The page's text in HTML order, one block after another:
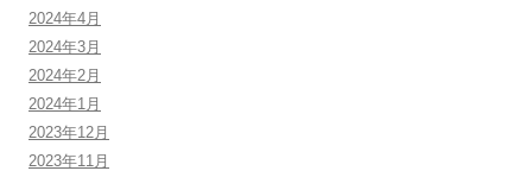
2024年4月
2024年3月
2024年2月
2024年1月
2023年12月
2023年11月